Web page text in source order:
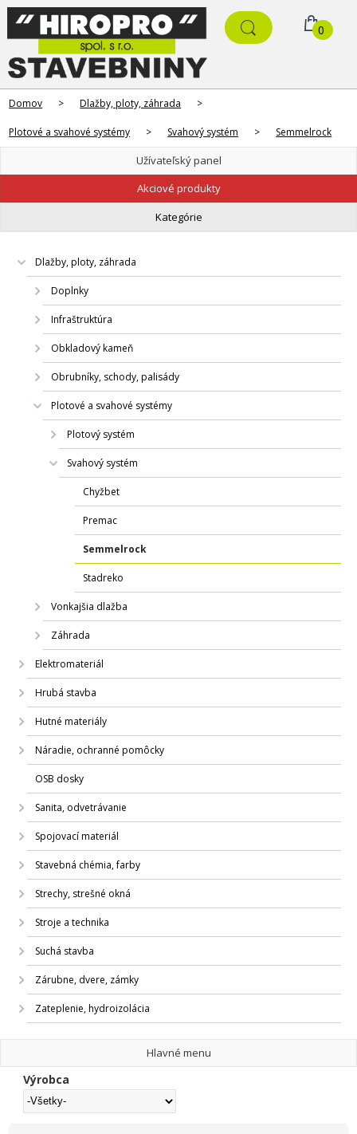
0
Domov > Dlažby, ploty, záhrada >
Plotové a svahové systémy > Svahový systém > Semmelrock
Užívateľský panel
Akciové produkty
Kategórie
Dlažby, ploty, záhrada
Doplnky
Infraštruktúra
Obkladový kameň
Obrubníky, schody, palisády
Plotové a svahové systémy
Plotový systém
Svahový systém
Chyžbet
Premac
Semmelrock
Stadreko
Vonkajšia dlažba
Záhrada
Elektromateriál
Hrubá stavba
Hutné materiály
Náradie, ochranné pomôcky
OSB dosky
Sanita, odvetrávanie
Spojovací materiál
Stavebná chémia, farby
Strechy, strešné okná
Stroje a technika
Suchá stavba
Zárubne, dvere, zámky
Zateplenie, hydroizolácia
Hlavné menu
Výrobca